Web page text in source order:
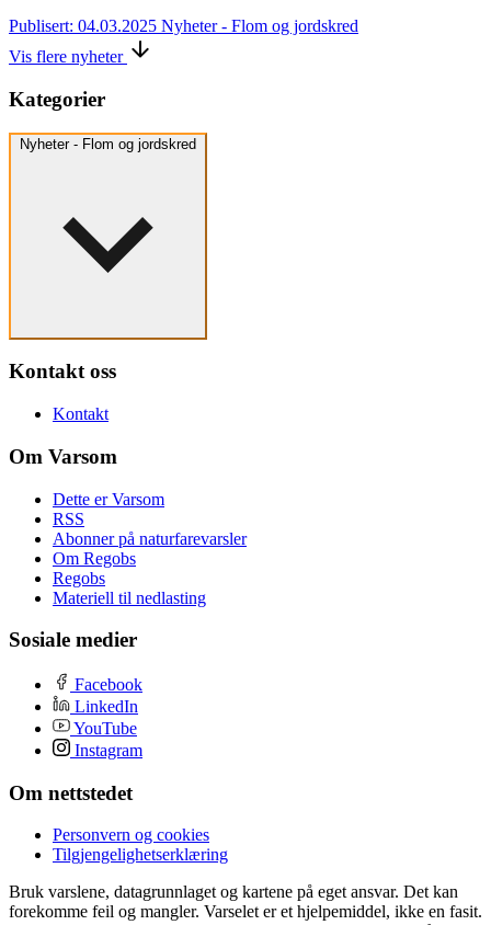
Publisert: 04.03.2025 Nyheter - Flom og jordskred
Vis flere nyheter
Kategorier
Nyheter - Flom og jordskred
Kontakt oss
Kontakt
Om Varsom
Dette er Varsom
RSS
Abonner på naturfarevarsler
Om Regobs
Regobs
Materiell til nedlasting
Sosiale medier
Facebook
LinkedIn
YouTube
Instagram
Om nettstedet
Personvern og cookies
Tilgjengelighetserklæring
Bruk varslene, datagrunnlaget og kartene på eget ansvar. Det kan
forekomme feil og mangler. Varselet er et hjelpemiddel, ikke en fasit.